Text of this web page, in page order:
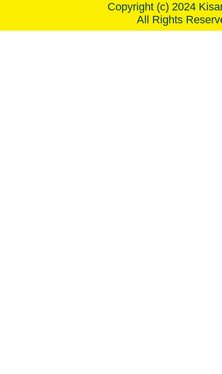
Copyright (c) 2024
All Rights